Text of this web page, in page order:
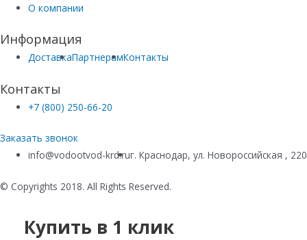
О компании
Информация
ДоставкаПартнерамКонтакты
Контакты
+7 (800) 250-66-20
Заказать звонок
info@vodootvod-krd.ruг. Краснодар, ул. Новороссийская ,
© Copyrights 2018. All Rights Reserved.
Купить в 1 клик